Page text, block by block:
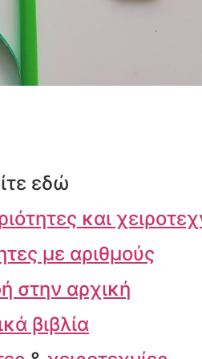
εδώ
και
με αριθμούς
στην αρχική
βιβλία